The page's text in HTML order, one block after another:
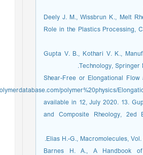
10. Deely J. M., Wissbrun K., Melt
Role in the Plastics Processing,
11. Gupta V. B., Kothari V. K.,
Technology, Springer
12. Shear-Free or Elongational
polymer%20physics/
available in 12, July 2020. 13.
and Composite Rheology,
15. Barnes H. A., A Handbook